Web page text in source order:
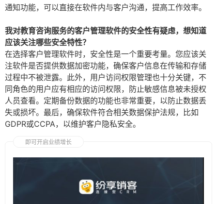
通知功能，可以直接在软件内与客户沟通，提高工作效率。
我对教育咨询服务的客户管理软件的安全性有疑虑，想知道
应该关注哪些安全特性？
在选择客户管理软件时，安全性是一个重要考量。您应该关
注软件是否提供数据加密功能，确保客户信息在传输和存储
过程中不被泄露。此外，用户访问权限管理也十分关键，不
同角色的用户应有相应的访问权限，防止敏感信息被未授权
人员查看。定期备份数据的功能也非常重要，以防止数据丢
失或损坏。最后，确保软件符合相关数据保护法规，比如
GDPR或CCPA，以维护客户隐私安全。
即可开启业绩增长